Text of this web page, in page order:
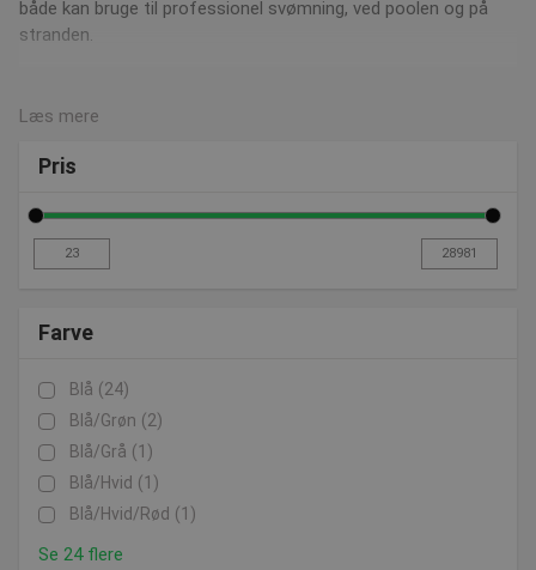
både kan bruge til professionel svømning, ved poolen og på
stranden.
med andre mærker af badetøj, da deres design er unikt.
Der findes utallige produkter der er beregnet til vand indenfor
dette varemærke, alt fra svømmebriller, badevinger,
skumstænger til stepbænke, trampoliner, løbebånd og cykler.
BECO er et kendt varemærke, da produkterne er i høj kvalitet.
Vandsport bliver også mere og mere udbredt i de forskellige
Læs mere om BECO her
Læs mere
Pris
Farve
Blå (24)
Blå/grøn (2)
Blå/grå (1)
Blå/hvid (1)
Blå/hvid/rød (1)
Se 24 flere